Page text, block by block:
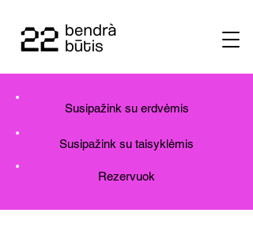
Susipažink su erdvėmis
Susipažink su taisyklėmis
Rezervuok